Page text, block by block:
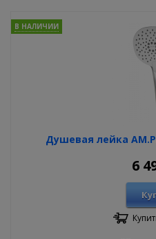
Душевая лейка
В НАЛИЧИИ
6